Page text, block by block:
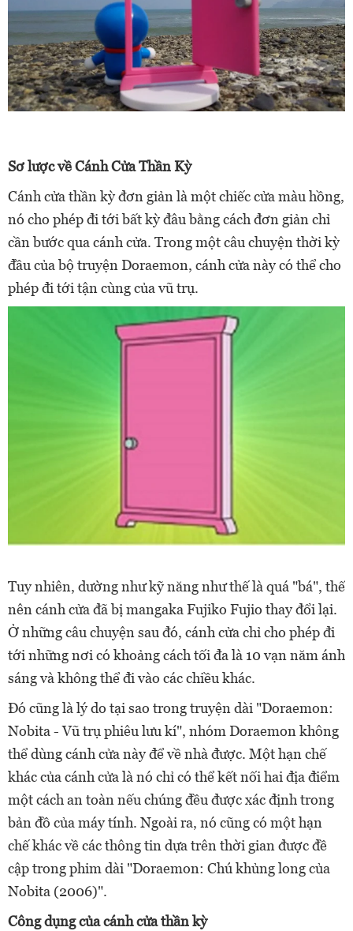
Sơ lược về Cánh Cửa Thần Kỳ
Cánh cửa thần kỳ đơn giản là một chiếc cửa màu hồng,
nó cho phép đi tới bất kỳ đâu bằng cách đơn giản chỉ
cần bước qua cánh cửa. Trong một câu chuyện thời kỳ
đầu của bộ truyện Doraemon, cánh cửa này có thể cho
phép đi tới tận cùng của vũ trụ.
Tuy nhiên, dường như kỹ năng như thế là quá "bá", thế
nên cánh cửa đã bị mangaka Fujiko Fujio thay đổi lại.
Ở những câu chuyện sau đó, cánh cửa chỉ cho phép đi
tới những nơi có khoảng cách tối đa là 10 vạn năm ánh
sáng và không thể đi vào các chiều khác.
Đó cũng là lý do tại sao trong truyện dài "Doraemon:
Nobita - Vũ trụ phiêu lưu kí", nhóm Doraemon không
thể dùng cánh cửa này để về nhà được. Một hạn chế
khác của cánh cửa là nó chỉ có thể kết nối hai địa điểm
một cách an toàn nếu chúng đều được xác định trong
bản đồ của máy tính. Ngoài ra, nó cũng có một hạn
chế khác về các thông tin dựa trên thời gian được đề
cập trong phim dài "Doraemon: Chú khủng long của
Nobita (2006)".
Công dụng của cánh cửa thần kỳ